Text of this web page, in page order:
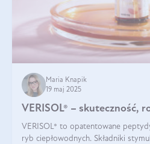
Maria Knapik
19 maj 2025
VERISOL® – skuteczność,
VERISOL® to opatentowane
ryb ciepłowodnych. Składniki stymulują fibroblasty do